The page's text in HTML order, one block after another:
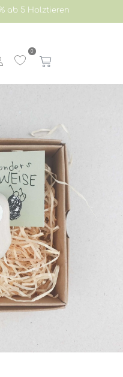
ab 5 Holztieren
0